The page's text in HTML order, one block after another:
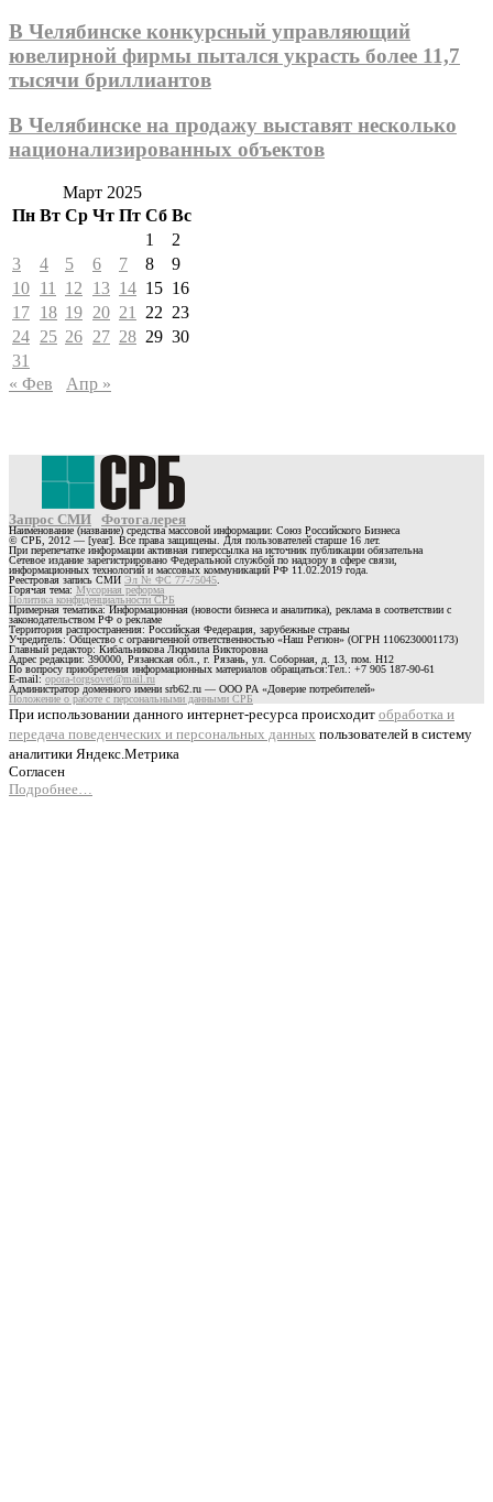
В Челябинске конкурсный управляющий
ювелирной фирмы пытался украсть более 11,7
тысячи бриллиантов
В Челябинске на продажу выставят несколько
национализированных объектов
Март 2025
Пн Вт Ср Чт Пт Сб Вс
1
2
3
4 5 6 7 8
9
10 11 12 13 14 15 16
17 18 19 20 21 22 23
24 25 26 27 28 29 30
31
« Фев
Апр »
Запрос СМИ Фотогалерея
Наименование (название) средства массовой информации: Союз Российского Бизнеса
© СРБ, 2012 — [year]. Все права защищены. Для пользователей старше 16 лет.
При перепечатке информации активная гиперссылка на источник публикации обязательна
Сетевое издание зарегистрировано Федеральной службой по надзору в сфере связи,
информационных технологий и массовых коммуникаций РФ 11.02.2019 года.
Реестровая запись СМИ Эл № ФС 77-75045
Горячая тема: Мусорная реформа
Политика конфиденциальности СРБ
Примерная тематика: Информационная (новости бизнеса и аналитика), реклама в соответствии с
законодательством РФ о рекламе
Территория распространения: Российская Федерация, зарубежные страны
Учредитель: Общество с ограниченной ответственностью «Наш Регион» (ОГРН 1106230001173)
Главный редактор: Кибальникова Людмила Викторовна
Адрес редакции: 390000, Рязанская обл., г. Рязань, ул. Соборная, д. 13, пом. Н12
По вопросу приобретения информационных материалов обращаться:Тел.: +7 905 187-90-61
E-mail:opora-torgsovet@mail.ru
Администратор доменного имени srb62.ru — ООО РА «Доверие потребителей»
Положение о работе с персональными данными СРБ
При использовании данного интернет-ресурса происходит обработка и
передача поведенческих и персональных данных пользователей в систему
аналитики Яндекс.Метрика
Согласен
Подробнее…